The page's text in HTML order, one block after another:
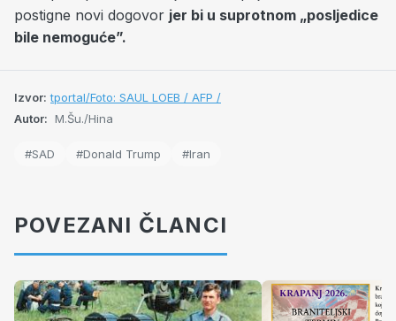
postigne novi dogovor jer bi u suprotnom „posljedice
bile nemoguće”.
Izvor: tportal/Foto: SAUL LOEB / AFP /
Autor: M.Šu./Hina
#SAD #Donald Trump #Iran
POVEZANI ČLANCI